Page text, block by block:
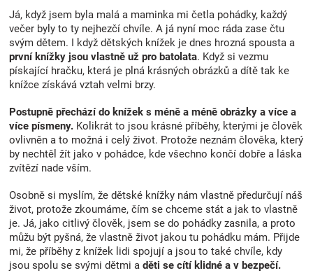
s
u
Já, když jsem byla malá a maminka mi četla pohádky, každý
večer byly to ty nejhezčí chvíle. A já nyní moc ráda zase čtu
svým dětem. I když dětských knížek je dnes hrozná spousta a
první knížky jsou vlastně už pro batolata. Když si vezmu
pískající hračku, která je plná krásných obrázků a dítě tak ke
knížce získává vztah velmi brzy.
Postupně přechází do knížek s méně a méně obrázky a více a
více písmeny. Kolikrát to jsou krásné příběhy, kterými je člověk
ovlivněn a to možná i celý život. Protože neznám člověka, který
by nechtěl žít jako v pohádce, kde všechno končí dobře a láska
zvítězí nade vším.
Osobně si myslím, že dětské knížky nám vlastně předurčují náš
život, protože zkoumáme, čím se chceme stát a jak to vlastně
je. Já, jako citlivý člověk, jsem se do pohádky zasnila, a proto
můžu být pyšná, že vlastně život jakou tu pohádku mám. Přijde
mi, že příběhy z knížek lidi spojují a jsou to také chvíle, kdy
jsou spolu se svými dětmi a děti se cítí klidné a v bezpečí.